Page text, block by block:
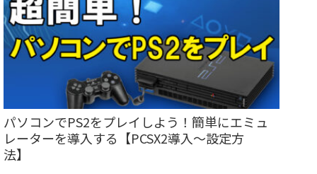
パソコンでPS2をプレイしよう！簡単にエミュ
レーターを導入する【PCSX2導入～設定方
法】